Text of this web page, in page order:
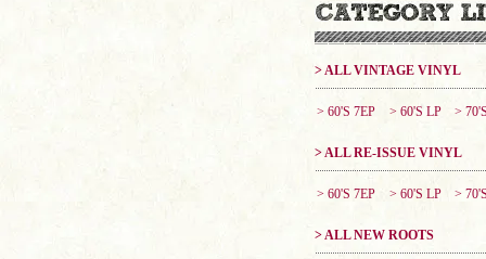
> ALL VINTAGE VINYL
> 60'S 7EP > 60'S LP >
> ALL RE-ISSUE VINYL
> 60'S 7EP > 60'S LP >
> ALL NEW ROOTS